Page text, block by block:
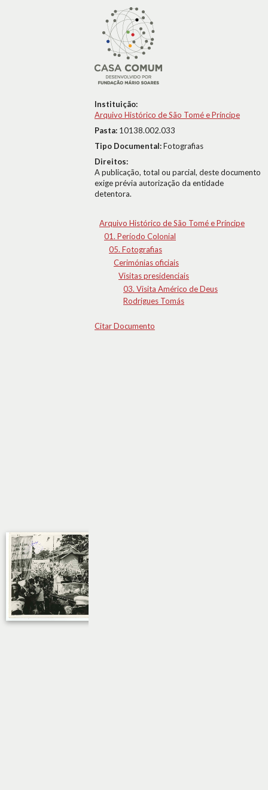
Instituição:
Arquivo Histórico de São Tomé e Príncipe
Pasta: 10138.002.033
Tipo Documental:Fotografias
Direitos:
A publicação, total ou parcial, deste documento
exige prévia autorização da entidade
detentora.
Arquivo Histórico de São Tomé e Príncipe
01. Período Colonial
05. Fotografias
Cerimónias oficiais
Visitas presidenciais
03. Visita Américo de Deus
Rodrigues Tomás
Citar Documento